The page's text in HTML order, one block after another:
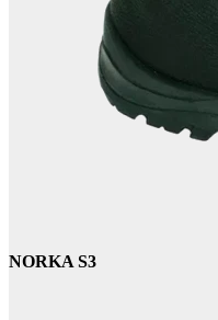
NORKA S3